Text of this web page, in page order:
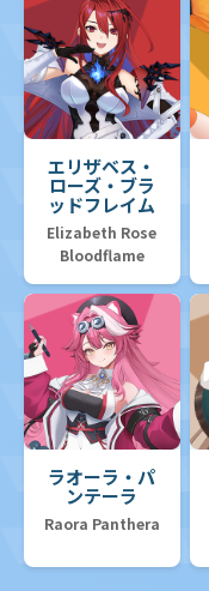
エリザベス・
ローズ・ブラ
ッドフレイム
Elizabeth Rose
Bloodflame
ラオーラ・パ
ンテーラ
Raora Panthera